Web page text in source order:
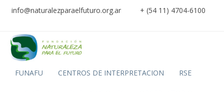
info@naturalezparaelfuturo.org.ar + (54 11) 4704-6100
FUNAFU CENTROS DE INTERPRETACION RSE